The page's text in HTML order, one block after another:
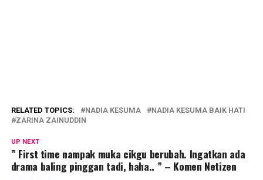
RELATED TOPICS: NADIA KESUMA
NADIA KESUMA BAIK HATI
ZARINA ZAINUDDIN
UP NEXT
” First time nampak muka cikgu berubah. Ingatkan ada
drama baling pinggan tadi, haha.. ” – Komen Netizen